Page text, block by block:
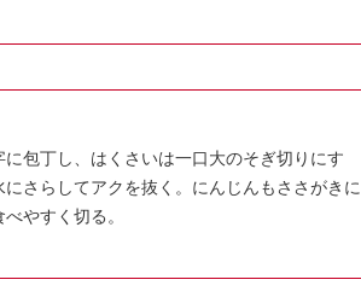
包丁し、はくさいは一口大のそぎ切りにす
さらしてアクを抜く。にんじんもささがきに
やすく切る。